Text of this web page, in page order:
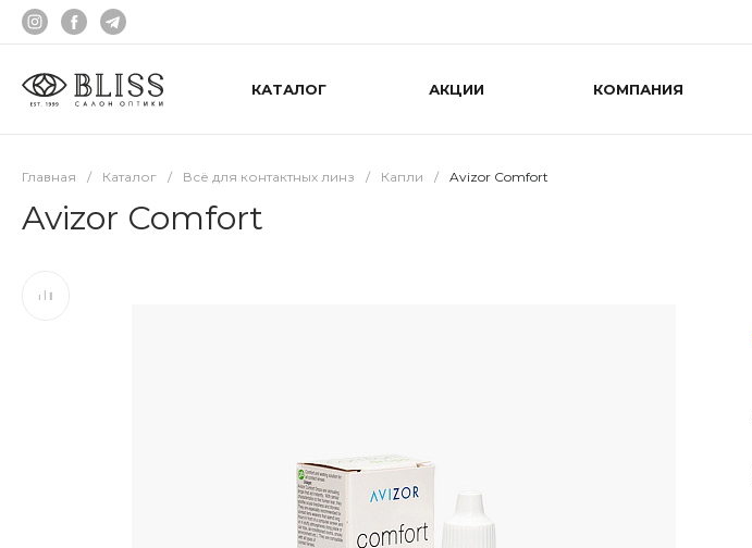
КАТАЛОГ АКЦИИ КОМПАНИЯ
Главная / Каталог / Всё для контактных линз / Капли / Avizor Comfort
Avizor Comfort